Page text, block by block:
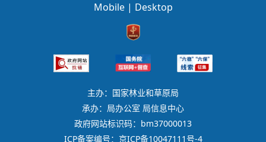
Mobile | Desktop
主办：国家林业和草原局
承办：局办公室 局信息中心
政府网站标识码：bm37000013
ICP备案编号：京ICP备10047111号-4